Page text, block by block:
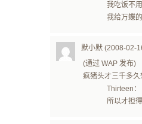
我吃饭不
我给万蝶
默小默 (2008-02-
(通过 WAP 发布)
疯猪头才三千多久
Thirteen：
所以才担